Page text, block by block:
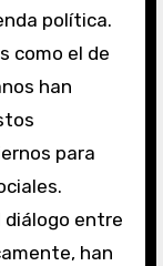
política.
como el de
han
para
diálogo entre
han